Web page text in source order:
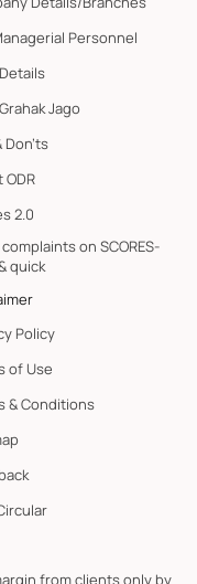
Personnel
Jago
Don'ts
ODR
2.0
on SCORES-
quick
Policy
of Use
& Conditions
from clients only by